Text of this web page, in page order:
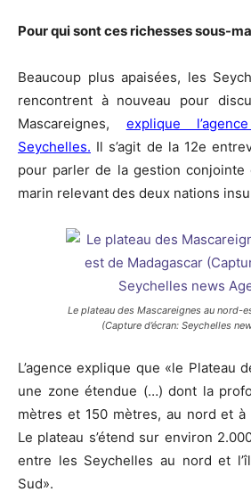
Pour qui sont ces richesses sous-
Beaucoup plus apaisées, les
rencontrent à nouveau pour
Mascareignes, explique
Seychelles. Il s’agit de la 12e
pour parler de la gestion conjointe
marin relevant des deux nations
Le plateau des Mascareignes au nord-
(Capture d’écran: Seychelles
L’agence explique que «le Plateau
une zone étendue (…) dont la
mètres et 150 mètres, au nord et à
Le plateau s’étend sur environ
entre les Seychelles au nord et
Sud».